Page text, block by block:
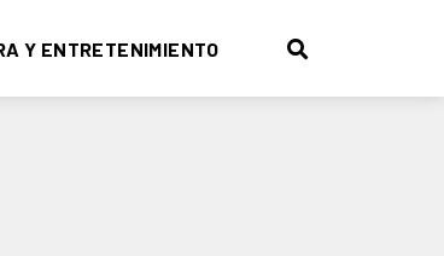
Y ENTRETENIMIENTO